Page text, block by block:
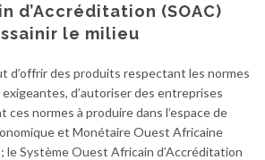
d’Accréditation (SOAC)
le milieu
d’offrir des produits respectant les normes
d’autoriser des entreprises
ces normes à produire dans l’espace de
et Monétaire Ouest Africaine
le Système Ouest Africain d’Accréditation